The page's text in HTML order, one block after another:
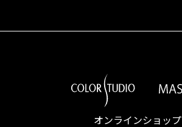
オンラインショップ